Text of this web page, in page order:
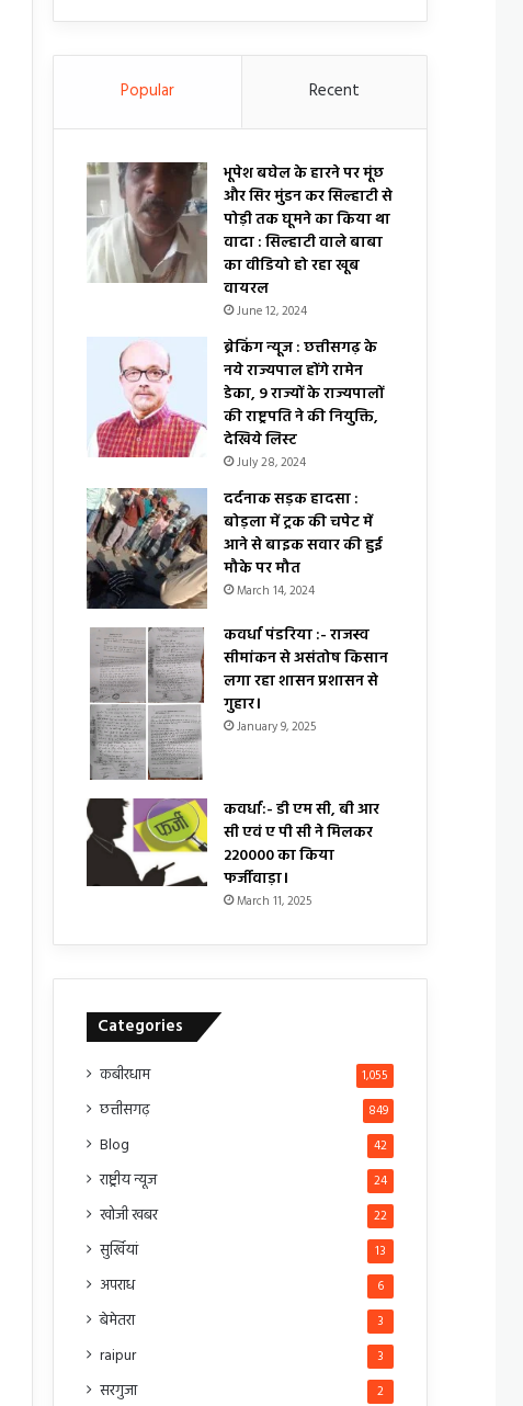
Popular Recent
भूपेश बघेल के हारने पर मूंछ
और सिर मुंडन कर सिल्हाटी से
पोड़ी तक घूमने का किया था
वादा : सिल्हाटी वाले बाबा
का वीडियो हो रहा खूब
वायरल
June 12, 2024
ब्रेकिंग न्यूज : छत्तीसगढ़ के
नये राज्यपाल होंगे रामेन
डेका, 9 राज्यों के राज्यपालों
की राष्ट्रपति ने की नियुक्ति,
देखिये लिस्ट
July 28, 2024
दर्दनाक सड़क हादसा :
बोड़ला में ट्रक की चपेट में
आने से बाइक सवार की हुई
मौके पर मौत
March 14, 2024
कवर्धा पंडरिया :- राजस्व
सीमांकन से असंतोष किसान
लगा रहा शासन प्रशासन से
गुहार।
January 9, 2025
कवर्धा:- डी एम सी, बी आर
सी एवं ए पी सी ने मिलकर
₹220000 का किया
फर्जीवाड़ा।
March 11, 2025
Categories
कबीरधाम 1,055
छत्तीसगढ़ 849
Blog 42
राष्ट्रीय न्यूज 24
खोजी खबर 22
सुर्खियां 13
अपराध 6
बेमेतरा 3
raipur 3
सरगुजा 2